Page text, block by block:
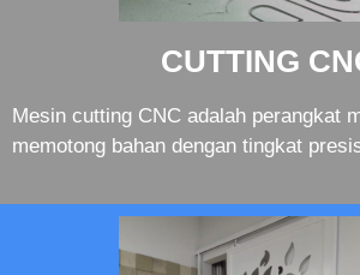
CUTTING
Mesin cutting CNC adalah perangkat
memotong bahan dengan tingkat